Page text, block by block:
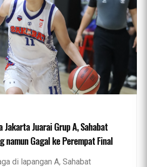
Jakarta Juarai Grup A, Sahabat
namun Gagal ke Perempat Final
di lapangan A, Sahabat